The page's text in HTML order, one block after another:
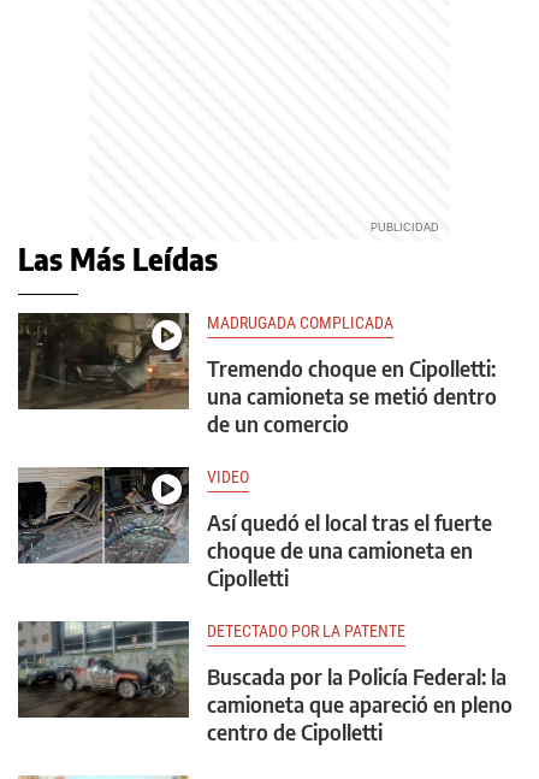
Las Más Leídas
MADRUGADA COMPLICADA
Tremendo choque en Cipolletti:
una camioneta se metió dentro
de un comercio
VIDEO
Así quedó el local tras el fuerte
choque de una camioneta en
Cipolletti
DETECTADO POR LA PATENTE
Buscada por la Policía Federal: la
camioneta que apareció en pleno
centro de Cipolletti